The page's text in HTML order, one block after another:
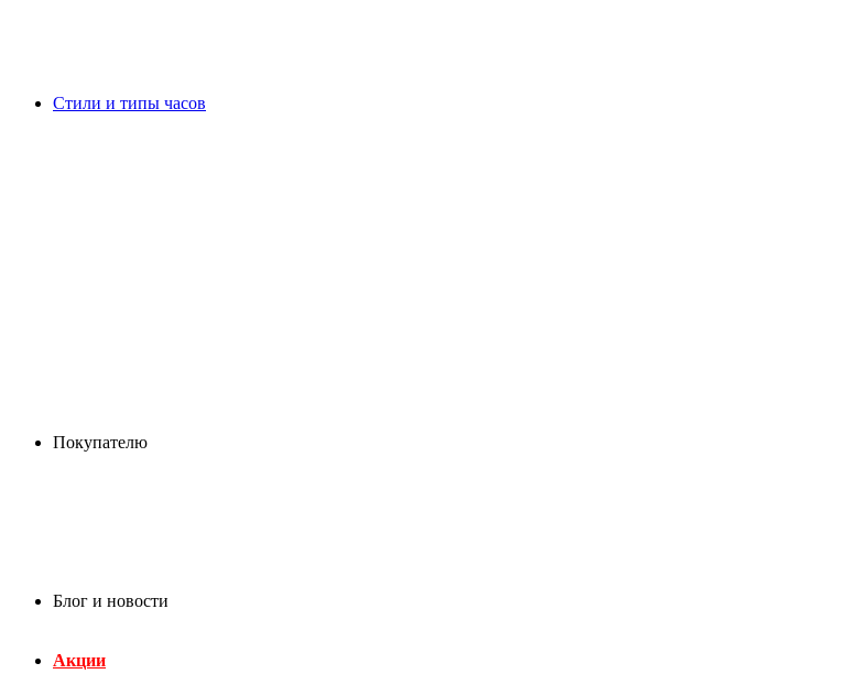
Стили и типы часов
Покупателю
Блог и новости
Акции